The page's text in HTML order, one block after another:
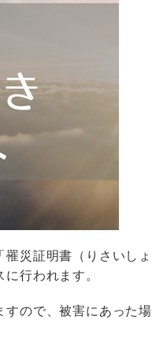
災証明書（りさいしょ
行われます。
ので、被害にあった場